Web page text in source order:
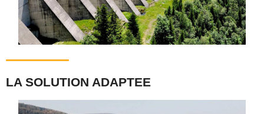
LA SOLUTION ADAPTEE